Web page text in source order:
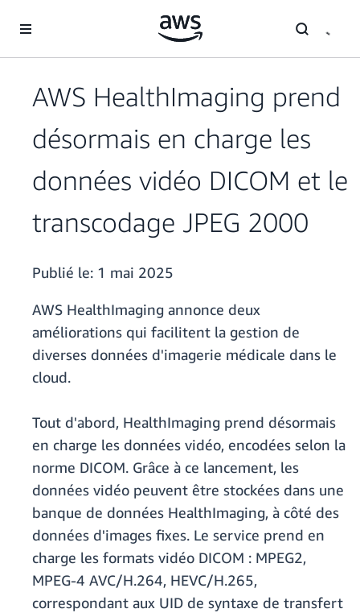
AWS HealthImaging prend
désormais en charge les
données vidéo DICOM et le
transcodage JPEG 2000
Publié le: 1 mai 2025
AWS HealthImaging annonce deux
améliorations qui facilitent la gestion de
diverses données d'imagerie médicale dans le
cloud.
Tout d'abord, HealthImaging prend désormais
en charge les données vidéo, encodées selon la
norme DICOM. Grâce à ce lancement, les
données vidéo peuvent être stockées dans une
banque de données HealthImaging, à côté des
données d'images fixes. Le service prend en
charge les formats vidéo DICOM : MPEG2,
MPEG-4 AVC/H.264, HEVC/H.265,
correspondant aux UID de syntaxe de transfert